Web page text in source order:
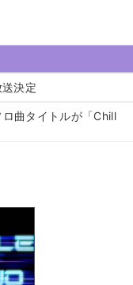
決定
曲タイトルが「Chill